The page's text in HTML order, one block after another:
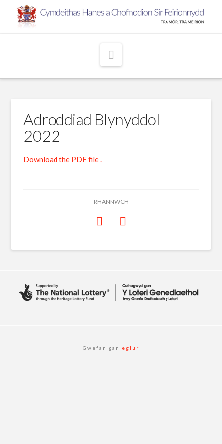
Adroddiad Blynyddol
2022
Download the PDF file .
RHANNWCH
Gwefan gan eglur